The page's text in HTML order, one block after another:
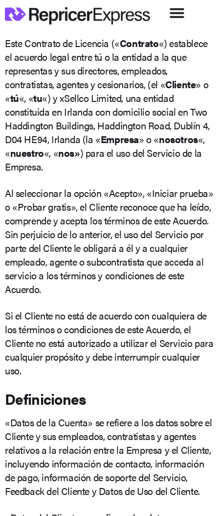
Este Contrato de Licencia («Contrato«) establece
el acuerdo legal entre tú o la entidad a la que
representas y sus directores, empleados,
contratistas, agentes y cesionarios, (el «Cliente» o
«tú«, «tu«) y xSellco Limited, una entidad
constituida en Irlanda con domicilio social en Two
Haddington Buildings, Haddington Road, Dublín 4,
D04 HE94, Irlanda (la «Empresa» o «nosotros«,
«nuestro«, «nos») para el uso del Servicio de la
Empresa.
Al seleccionar la opción «Acepto», «Iniciar prueba»
o «Probar gratis», el Cliente reconoce que ha leído,
comprende y acepta los términos de este Acuerdo.
Sin perjuicio de lo anterior, el uso del Servicio por
parte del Cliente le obligará a él y a cualquier
empleado, agente o subcontratista que acceda al
servicio a los términos y condiciones de este
Acuerdo.
Si el Cliente no está de acuerdo con cualquiera de
los términos o condiciones de este Acuerdo, el
Cliente no está autorizado a utilizar el Servicio para
cualquier propósito y debe interrumpir cualquier
uso.
Definiciones
«Datos de la Cuenta» se refiere a los datos sobre el
Cliente y sus empleados, contratistas y agentes
relativos a la relación entre la Empresa y el Cliente,
incluyendo información de contacto, información
de pago, información de soporte del Servicio,
Feedback del Cliente y Datos de Uso del Cliente.